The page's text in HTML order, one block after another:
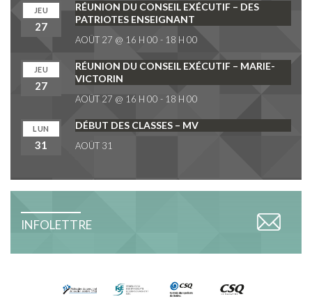
JEU
27
RÉUNION DU CONSEIL EXÉCUTIF – DES
PATRIOTES ENSEIGNANT
AOÛT 27 @ 16 H 00 - 18 H 00
JEU
27
RÉUNION DU CONSEIL EXÉCUTIF – MARIE-
VICTORIN
AOÛT 27 @ 16 H 00 - 18 H 00
LUN
31
DÉBUT DES CLASSES – MV
AOÛT 31
INFOLETTRE